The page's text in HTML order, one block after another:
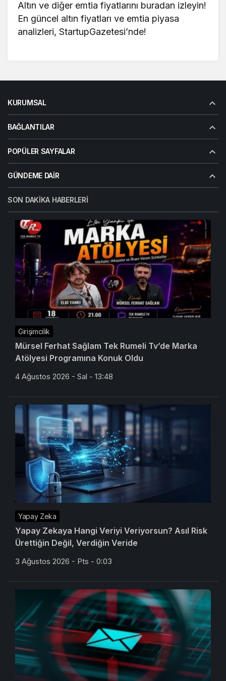
Altın ve diğer emtia fiyatlarını buradan izleyin!
En güncel altın fiyatları ve emtia piyasa
analizleri, StartupGazetesi’nde!
KURUMSAL
BAĞLANTILAR
POPÜLER SAYFALAR
GÜNDEME DAIR
SON DAKIKA HABERLERI
Girişimcilik
Mürsel Ferhat Sağlam Tek Rumeli Tv’de Marka
Atölyesi Programına Konuk Oldu
4 Ağustos 2026 - Sal - 13:48
Yapay Zeka
Yapay Zekaya Hangi Veriyi Veriyorsun? Asıl Risk
Ürettiğin Değil, Verdiğin Veride
3 Ağustos 2026 - Pts - 0:03